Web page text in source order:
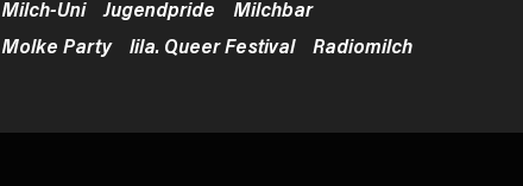
Milch-Uni
Jugendpride
Milchbar
Molke Party
lila. Queer Festival Radiomilch